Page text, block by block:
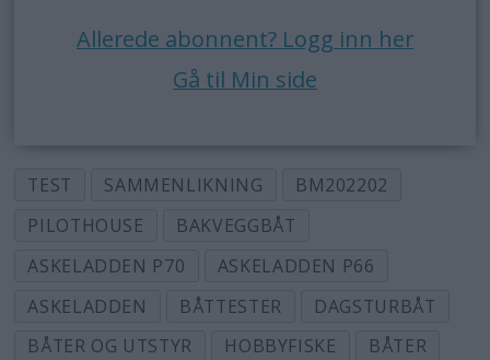
Allerede abonnent? Logg inn her
Gå til Min side
TEST SAMMENLIKNING
BM202202
PILOTHOUSE
BAKVEGGBÅT
ASKELADDEN P70
ASKELADDEN P66
ASKELADDEN
BÅTTESTER
DAGSTURBÅT
BÅTER OG UTSTYR
HOBBYFISKE BÅTER